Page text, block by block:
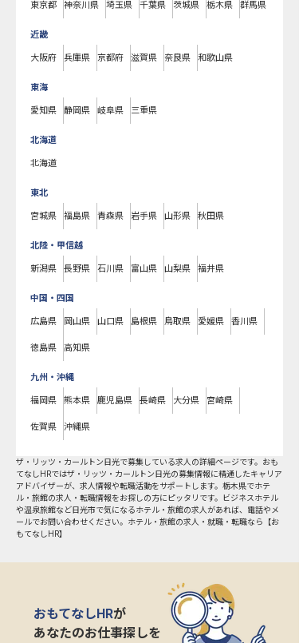
東京都 神奈川県 埼玉県 千葉県 茨城県 栃木県 群馬県
近畿
大阪府 兵庫県 京都府 滋賀県 奈良県 和歌山県
東海
愛知県 静岡県 岐阜県 三重県
北海道
北海道
東北
宮城県 福島県 青森県 岩手県 山形県 秋田県
北陸・甲信越
新潟県 長野県 石川県 富山県 山梨県 福井県
中国・四国
広島県 岡山県 山口県 島根県 鳥取県 愛媛県 香川県
徳島県 高知県
九州・沖縄
福岡県 熊本県 鹿児島県 長崎県 大分県 宮崎県
佐賀県 沖縄県
ザ・リッツ・カールトン日光で募集している求人の詳細ページです。おも
てなしHRではザ・リッツ・カールトン日光の募集情報に精通したキャリア
アドバイザーが、求人情報や転職活動をサポートします。栃木県でホテ
ル・旅館の求人・転職情報をお探しの方にピッタリです。ビジネスホテル
や温泉旅館など日光市で気になるホテル・旅館の求人があれば、電話やメ
ールでお問い合わせください。ホテル・旅館の求人・就職・転職なら【お
もてなしHR】
おもてなしHRが
あなたのお仕事探しを